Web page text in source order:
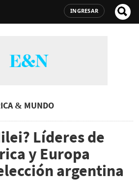
INGRESAR
& MUNDO
Líderes de
y Europa
argentina